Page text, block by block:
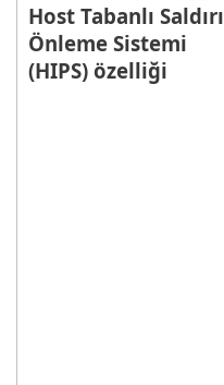
Host Tabanlı Saldırı
Önleme Sistemi
(HIPS) özelliği